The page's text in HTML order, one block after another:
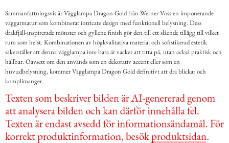
Sammanfattningsvis är Vägglampa Dragon Gold från Werner Voss en imponerande
väggarmatur som kombinerar intricate design med funktionell belysning. Dess
drakfjäll-inspirerade mönster och gyllene finish gör den till ett slående tillägg till vilket
rum som helst. Kombinationen av högkvalitativa material och sofistikerad estetik
säkerställer att denna vägglampa inte bara är vacker att titta på, utan också praktisk och
hållbar. Oavsett om den används som en dekorativ accent eller som en
huvudbelysning, kommer Vägglampa Dragon Gold definitivt att dra blickar och
komplimanger.